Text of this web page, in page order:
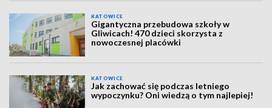
KATOWICE
Gigantyczna przebudowa szkoły w
Gliwicach! 470 dzieci skorzysta z
nowoczesnej placówki
KATOWICE
Jak zachować się podczas letniego
wypoczynku? Oni wiedzą o tym najlepiej!